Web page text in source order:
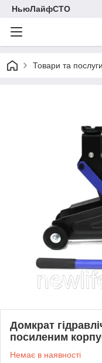
НьюЛайфСТО
Товари та послуги
Домкрат
посиленим
Немає в наявності